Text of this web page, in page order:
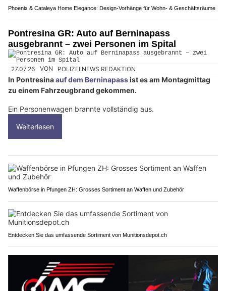
Phoenix & Cataleya Home Elegance: Design-Vorhänge für Wohn- & Geschäftsräume
Pontresina GR: Auto auf Berninapass
ausgebrannt – zwei Personen im Spital
27.07.26 VON POLIZEI.NEWS REDAKTION
In Pontresinaauf dem Berninapassist es am Montagmittag
zu einem Fahrzeugbrand gekommen.
Ein Personenwagen brannte vollständig aus.
Weiterlesen
Waffenbörse in Pfungen ZH: Grosses Sortiment an Waffen und Zubehör
Entdecken Sie das umfassende Sortiment von Munitionsdepot.ch